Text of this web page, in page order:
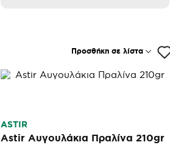
Προσθήκη σε λίστα
ASTIR
Astir Αυγουλάκια Πραλίνα 210gr